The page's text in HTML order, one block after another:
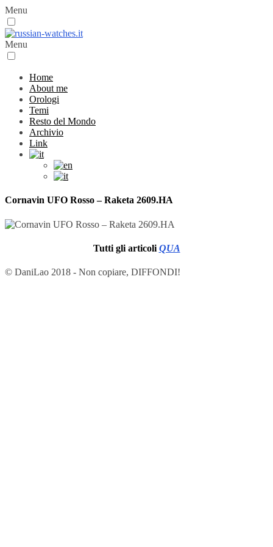
Menu
Menu
Home
About me
Orologi
Temi
Resto del Mondo
Archivio
Link
Cornavin UFO Rosso – Raketa 2609.HA
Tutti gli articoli QUA
© DaniLao 2018 - Non copiare, DIFFONDI!